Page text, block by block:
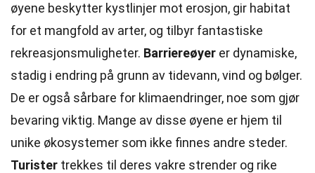
øyene beskytter kystlinjer mot erosjon, gir habitat
for et mangfold av arter, og tilbyr fantastiske
rekreasjonsmuligheter. Barriereøyer er dynamiske,
stadig i endring på grunn av tidevann, vind og bølger.
De er også sårbare for klimaendringer, noe som gjør
bevaring viktig. Mange av disse øyene er hjem til
unike økosystemer som ikke finnes andre steder.
Turister trekkes til deres vakre strender og rike